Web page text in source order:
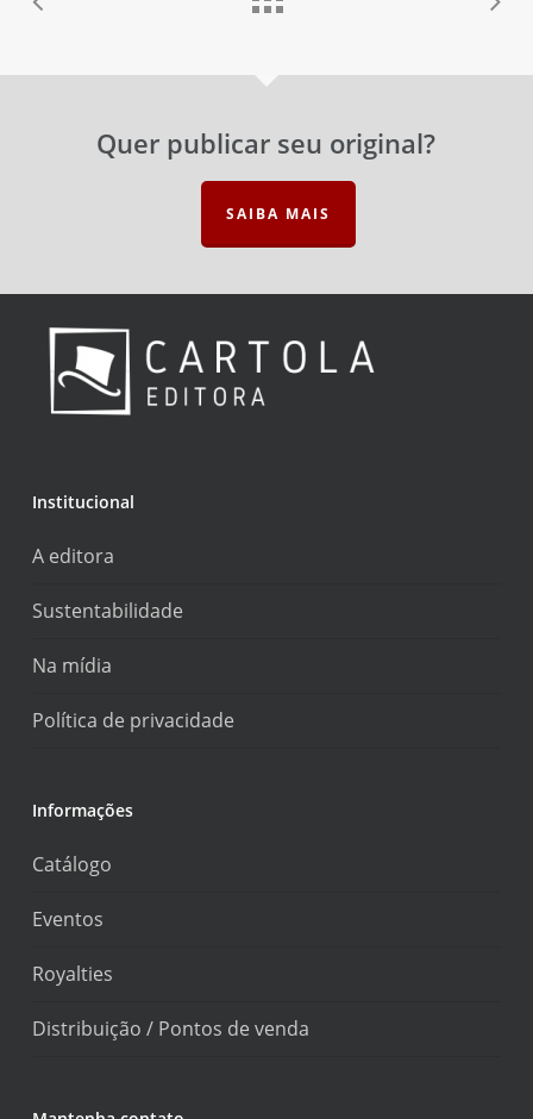
Quer publicar seu original?
SAIBA MAIS
Institucional
A editora
Sustentabilidade
Na mídia
Política de privacidade
Informações
Catálogo
Eventos
Royalties
Distribuição / Pontos de venda